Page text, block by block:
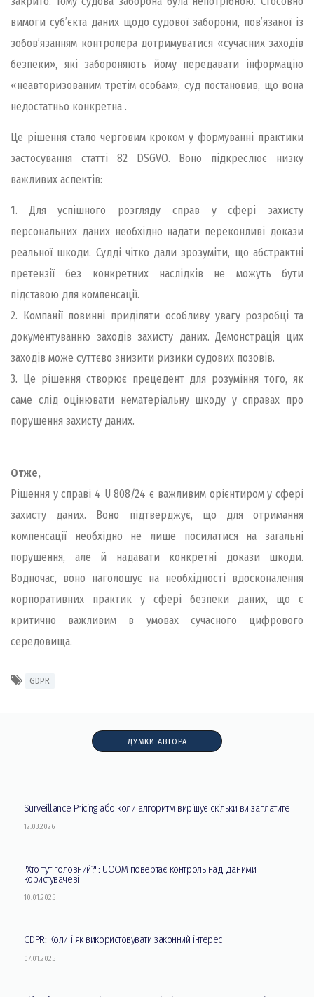
вимоги суб’єкта даних щодо судової заборони, пов’язаної із
зобов’язанням контролера дотримуватися «сучасних заходів
безпеки», які забороняють йому передавати інформацію
«неавторизованим третім особам», суд постановив, що вона
недостатньо конкретна .
Це рiшення стало черговим кроком у формуваннi практики
застосування статтi 82 DSGVO. Воно пiдкреслює низку
важливих аспектiв:
1. Для успiшного розгляду справ у сферi захисту
персональних даних необхiдно надати переконливi докази
реальної шкоди. Суддi чiтко дали зрозумiти, що абстрактнi
претензiї без конкретних наслiдкiв не можуть бути
пiдставою для компенсацiї.
2. Компанiї повиннi придiляти особливу увагу розробцi та
документуванню заходiв захисту даних. Демонстрацiя цих
заходiв може суттєво знизити ризики судових позовiв.
3. Це рiшення створює прецедент для розумiння того, як
саме слiд оцiнювати нематерiальну шкоду у справах про
порушення захисту даних.
Отже,
Рiшення у справi 4 U 808/24 є важливим орiєнтиром у сферi
захисту даних. Воно пiдтверджує, що для отримання
компенсацiї необхiдно не лише посилатися на загальнi
порушення, але й надавати конкретнi докази шкоди.
Водночас, воно наголошує на необхiдностi вдосконалення
корпоративних практик у сферi безпеки даних, що є
критично важливим в умовах сучасного цифрового
середовища.
GDPR
ДУМКИ АВТОРА
Surveillance Pricing або коли алгоритм вирішує скільки ви заплатите
12.03.2026
"Хто тут головний?": UOOM повертає контроль над даними
користувачеві
10.01.2025
GDPR: Коли і як використовувати законний інтерес
07.01.2025